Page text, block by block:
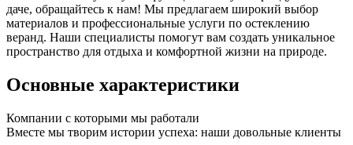
даче, обращайтесь к нам! Мы предлагаем широкий выбор
материалов и профессиональные услуги по остеклению
веранд. Наши специалисты помогут вам создать уникальное
пространство для отдыха и комфортной жизни на природе.
Основные характеристики
Компании с которыми мы работали
Вместе мы творим истории успеха: наши довольные клиенты